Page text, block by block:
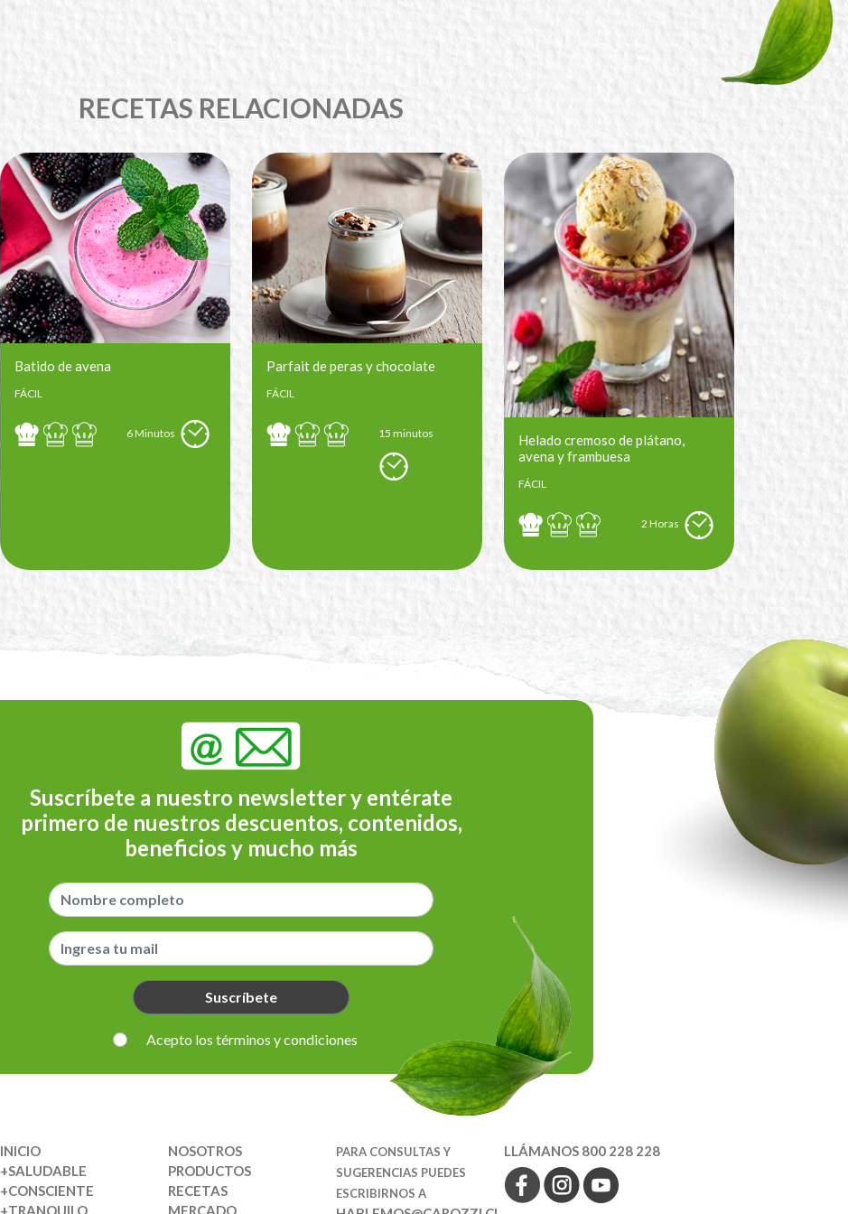
RECETAS RELACIONADAS
Batido de avena
FÁCIL
6 Minutos
Parfait de peras y chocolate
FÁCIL
15 minutos
Helado cremoso de plátano,
avena y frambuesa
FÁCIL
2 Horas
Suscríbete a nuestro newsletter y entérate
primero de nuestros descuentos, contenidos,
beneficios y mucho más
Suscríbete
Acepto los términos y condiciones
INICIO
+SALUDABLE
+CONSCIENTE
+TRANQUILO
NOSOTROS
PRODUCTOS
RECETAS
MERCADO
PARA CONSULTAS Y
SUGERENCIAS PUEDES
ESCRIBIRNOS A
LLÁMANOS 800 228 228